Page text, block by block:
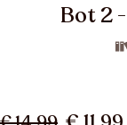
Bot 2